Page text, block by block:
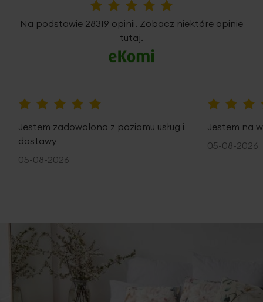
Na podstawie 28319 opinii. Zobacz niektóre opinie
tutaj.
Jestem zadowolona z poziomu usług i
dostawy
05-08-2026
Jestem na
05-08-2026